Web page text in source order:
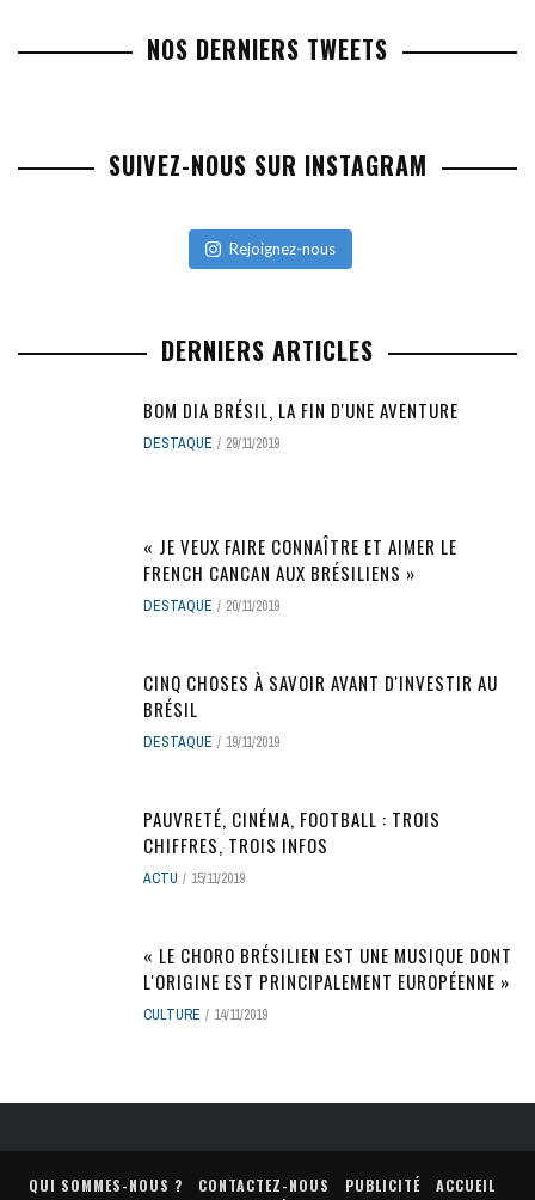
NOS DERNIERS TWEETS
SUIVEZ-NOUS SUR INSTAGRAM
Rejoignez-nous
DERNIERS ARTICLES
BOM DIA BRÉSIL, LA FIN D'UNE AVENTURE
DESTAQUE 29/11/2019
« JE VEUX FAIRE CONNAÎTRE ET AIMER LE
FRENCH CANCAN AUX BRÉSILIENS »
DESTAQUE 20/11/2019
CINQ CHOSES À SAVOIR AVANT D'INVESTIR AU
BRÉSIL
DESTAQUE 19/11/2019
PAUVRETÉ, CINÉMA, FOOTBALL : TROIS
CHIFFRES, TROIS INFOS
ACTU 15/11/2019
« LE CHORO BRÉSILIEN EST UNE MUSIQUE DONT
L'ORIGINE EST PRINCIPALEMENT EUROPÉENNE »
CULTURE 14/11/2019
QUI SOMMES-NOUS ? CONTACTEZ-NOUS PUBLICITÉ
ACCUEIL